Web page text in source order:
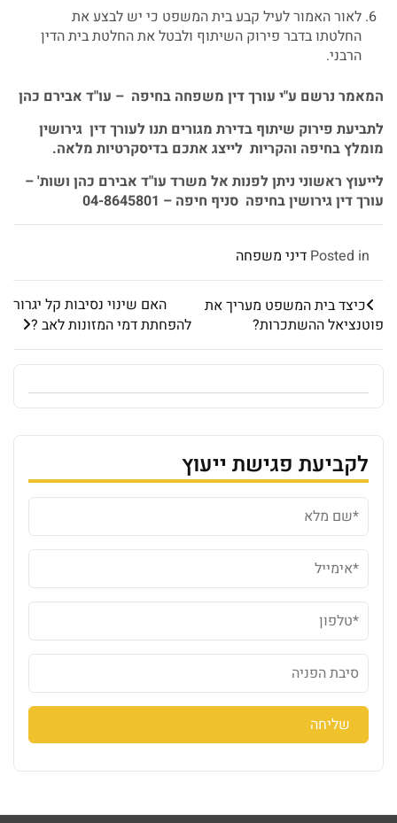
לאור האמור לעיל קבע בית המשפט כי יש לבצע את
החלטתו בדבר פירוק השיתוף ולבטל את החלטת בית הדין
הרבני.
המאמר נרשם ע"י עורךדין משפחה בחיפה – עו"ד אבירם כהן
לתביעת פירוק שיתוף בדירת מגורים תנו לעורךדין גירושין
מומלץבחיפה והקריות לייצג אתכם בדיסקרטיות מלאה.
לייעוץ ראשוני ניתן לפנות אל משרד עו"ד אבירם כהן ושות' –
עורךדיןגירושיןבחיפה סניף חיפה – 04-8645801
Posted in דיני משפחה
כיצד בית המשפט מעריך את
פוטנציאל ההשתכרות?
האם שינוי נסיבות קל יגרור
להפחתת דמי המזונות לאב ?
לקביעת פגישת ייעוץ